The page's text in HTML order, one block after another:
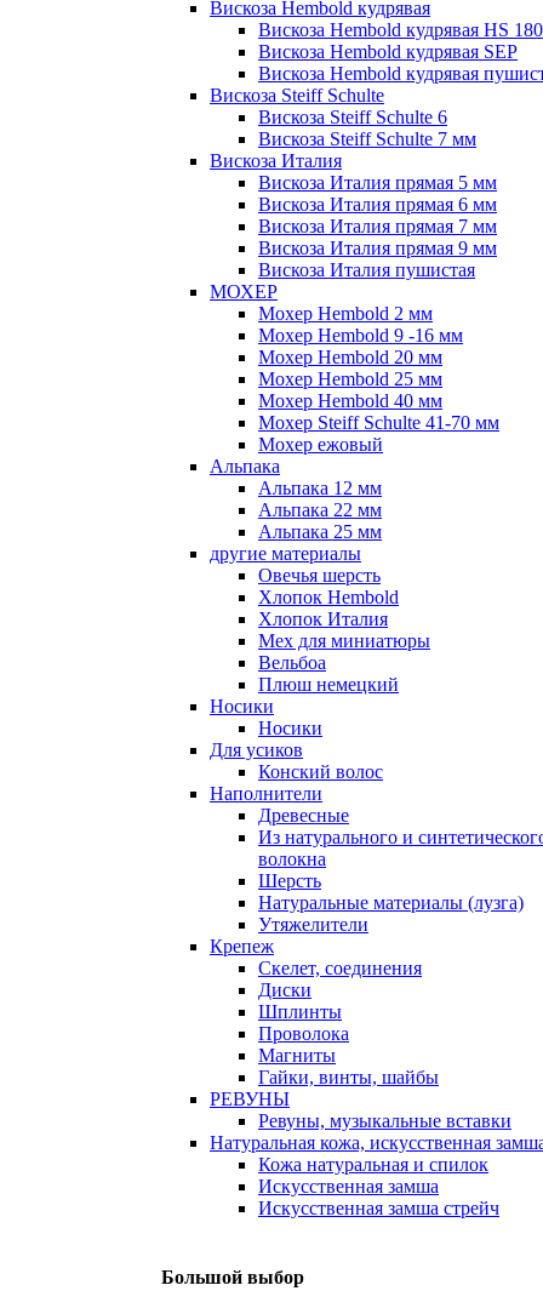
Вискоза Hembold кудрявая
Вискоза Hembold кудрявая HS 180
Вискоза Hembold кудрявая SEP
Вискоза Hembold кудрявая
Вискоза Steiff Schulte
Вискоза Steiff Schulte 6
Вискоза Steiff Schulte 7 мм
Вискоза Италия
Вискоза Италия прямая 5 мм
Вискоза Италия прямая 6 мм
Вискоза Италия прямая 7 мм
Вискоза Италия прямая 9 мм
Вискоза Италия пушистая
МОХЕР
Мохер Hembold 2 мм
Мохер Hembold 9 -16 мм
Мохер Hembold 20 мм
Мохер Hembold 25 мм
Мохер Hembold 40 мм
Мохер Steiff Schulte 41-70 мм
Мохер ежовый
Альпака
Альпака 12 мм
Альпака 22 мм
Альпака 25 мм
другие материалы
Овечья шерсть
Хлопок Hembold
Хлопок Италия
Мех для миниатюры
Вельбоа
Плюш немецкий
Носики
Носики
Для усиков
Конский волос
Наполнители
Древесные
Из натурального и
волокна
Шерсть
Натуральные материалы (лузга)
Утяжелители
Крепеж
Скелет, соединения
Диски
Шплинты
Проволока
Магниты
Гайки, винты, шайбы
РЕВУНЫ
Ревуны, музыкальные вставки
Натуральная кожа, искусственная
Кожа натуральная и спилок
Искусственная замша
Искусственная замша стрейч
Большой выбор